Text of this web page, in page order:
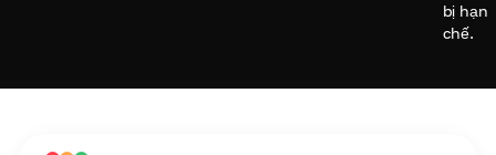
bị hạn
chế.